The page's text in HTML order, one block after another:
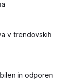
v trendovskih
in odporen